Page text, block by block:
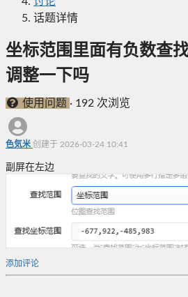
话题详情
坐标范围里面有负数查
调整一下吗
使用问题 · 192 次浏览
色気米 创建于 2026-03-24 10:41
副屏在左边
添加评论